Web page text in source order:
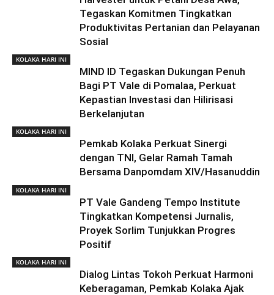
Tegaskan Komitmen Tingkatkan
Produktivitas Pertanian dan Pelayanan
Sosial
KOLAKA HARI INI
MIND ID Tegaskan Dukungan Penuh
Bagi PT Vale di Pomalaa, Perkuat
Kepastian Investasi dan Hilirisasi
Berkelanjutan
KOLAKA HARI INI
Pemkab Kolaka Perkuat Sinergi
dengan TNI, Gelar Ramah Tamah
Bersama Danpomdam XIV/Hasanuddin
KOLAKA HARI INI
PT Vale Gandeng Tempo Institute
Tingkatkan Kompetensi Jurnalis,
Proyek Sorlim Tunjukkan Progres
Positif
KOLAKA HARI INI
Dialog Lintas Tokoh Perkuat Harmoni
Keberagaman, Pemkab Kolaka Ajak